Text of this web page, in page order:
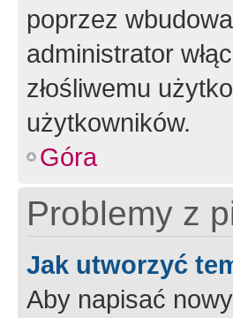
poprzez
administrator
złośliwemu
użytkowników.
Góra
Problemy z
Jak utworzyć
Aby napisać